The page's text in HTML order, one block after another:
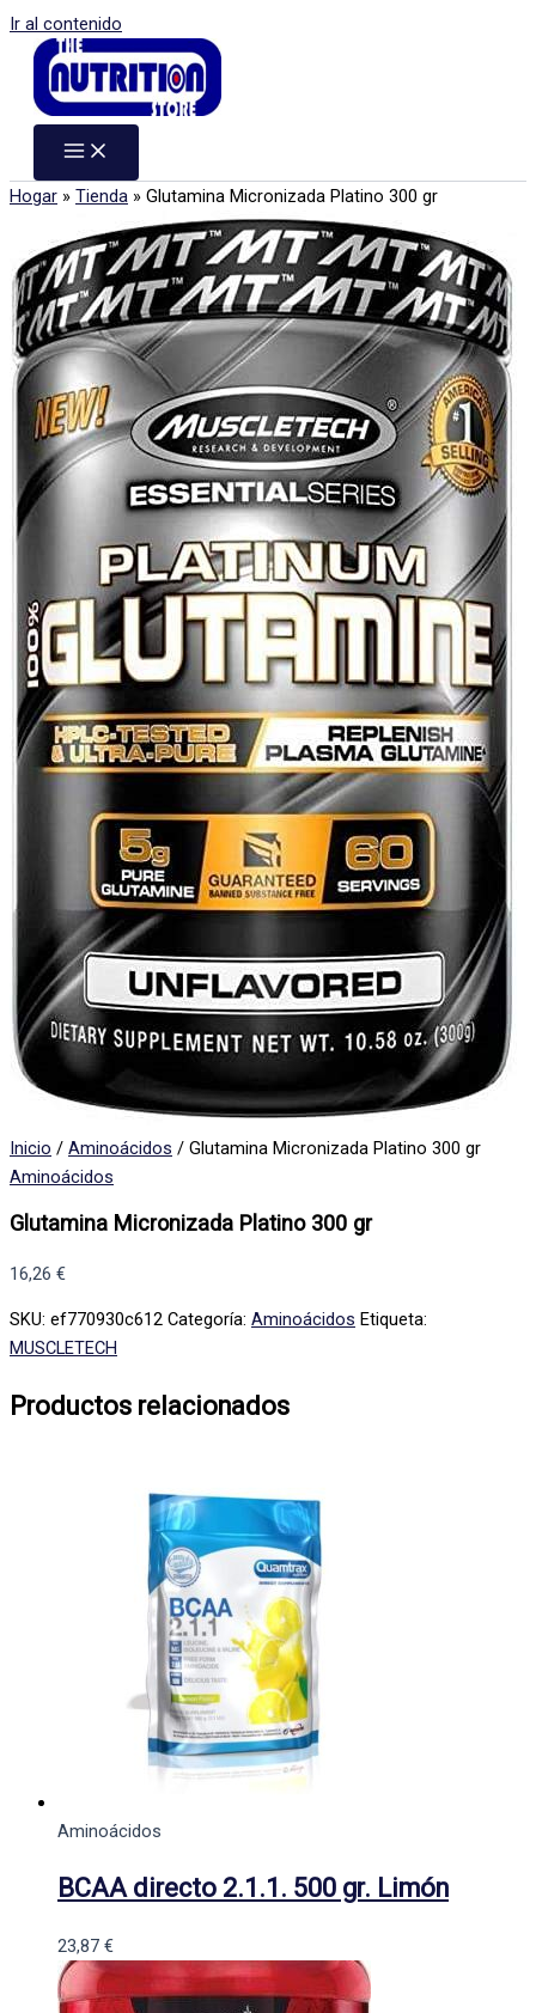
Ir al contenido
Hogar » Tienda » Glutamina Micronizada Platino 300 gr
Inicio / Aminoácidos / Glutamina Micronizada Platino 300 gr
Aminoácidos
Glutamina Micronizada Platino 300 gr
16,26 €
SKU: ef770930c612 Categoría: Aminoácidos Etiqueta:
MUSCLETECH
Productos relacionados
Aminoácidos
BCAA directo 2.1.1. 500 gr. Limón
23,87 €